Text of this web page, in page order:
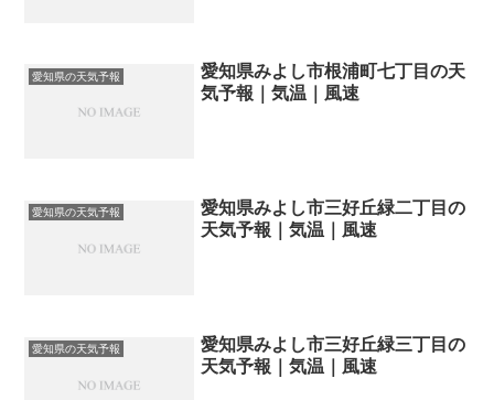
愛知県の天気予報
愛知県みよし市根浦町七丁目の天
気予報｜気温｜風速
愛知県の天気予報
愛知県みよし市三好丘緑二丁目の
天気予報｜気温｜風速
愛知県の天気予報
愛知県みよし市三好丘緑三丁目の
天気予報｜気温｜風速